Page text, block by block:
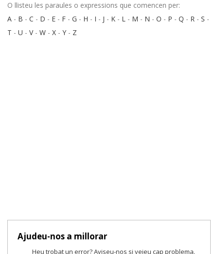
O llisteu les paraules o expressions que comencen per:
A - B - C - D - E - F - G - H - I - J - K - L - M - N - O - P - Q - R - S -
T - U - V- W - X - Y - Z
Ajudeu-nos a millorar
Heu trobat un error? Aviseu-nos si veieu cap problema.